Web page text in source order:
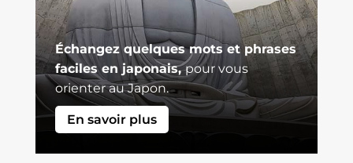
Échangez quelques mots et phrases
faciles en japonais,pour vous
orienter au Japon.
En savoir plus